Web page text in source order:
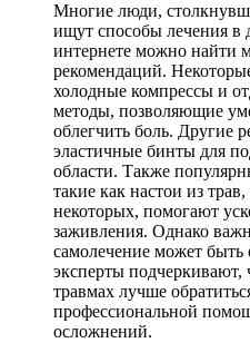
Многие люди,
ищут способы лечения
интернете можно найти
рекомендаций.
холодные компрессы и
методы, позволяющие
облегчить боль. Другие
эластичные бинты для
области. Также
такие как настои из
некоторых, помогают
заживления. Однако
самолечение может
эксперты подчеркивают,
травмах лучше
профессиональной
осложнений.